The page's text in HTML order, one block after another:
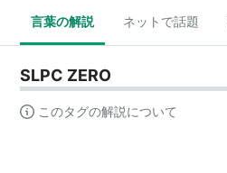
言葉の解説 ネットで話題
SLPC ZERO
このタグの解説について